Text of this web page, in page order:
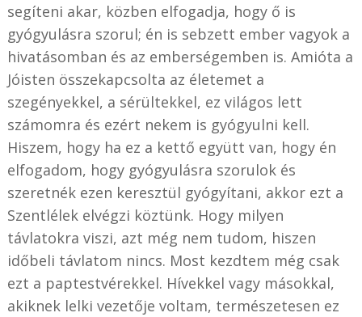
segíteni akar, közben elfogadja, hogy ő is
gyógyulásra szorul; én is sebzett ember vagyok a
hivatásomban és az emberségemben is. Amióta a
Jóisten összekapcsolta az életemet a
szegényekkel, a sérültekkel, ez világos lett
számomra és ezért nekem is gyógyulni kell.
Hiszem, hogy ha ez a kettő együtt van, hogy én
elfogadom, hogy gyógyulásra szorulok és
szeretnék ezen keresztül gyógyítani, akkor ezt a
Szentlélek elvégzi köztünk. Hogy milyen
távlatokra viszi, azt még nem tudom, hiszen
időbeli távlatom nincs. Most kezdtem még csak
ezt a paptestvérekkel. Hívekkel vagy másokkal,
akiknek lelki vezetője voltam, természetesen ez